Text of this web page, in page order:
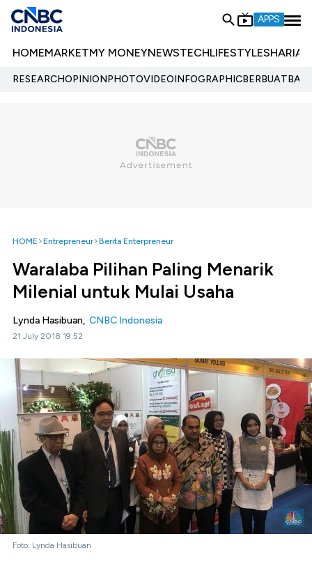
APPS
HOMEMARKETMY MONEYNEWSTECHLIFESTYLESHARIA
RESEARCHOPINIONPHOTOVIDEOINFOGRAPHIC
HOME Entrepreneur Berita Enterpreneur
Waralaba Pilihan Paling Menarik
Milenial untuk Mulai Usaha
Lynda Hasibuan, CNBC Indonesia
21 July 2018 19:52
Foto: Lynda Hasibuan